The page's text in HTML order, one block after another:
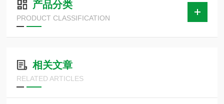
产品分类
PRODUCT CLASSIFICATION
相关文章
RELATED ARTICLES